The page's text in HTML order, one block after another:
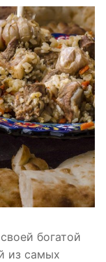
богатой
из самых